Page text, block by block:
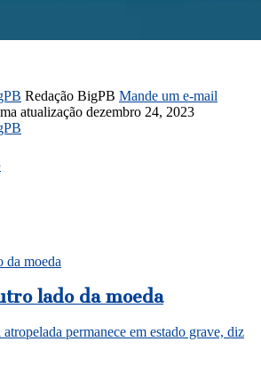
Redação BigPB Mande um e-mail
atualização dezembro 24, 2023
da moeda
lado da moeda
permanece em estado grave, diz